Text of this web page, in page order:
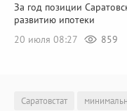
За год позиции
развитию ипотеки
20 июля 08:27
859
Саратовстат